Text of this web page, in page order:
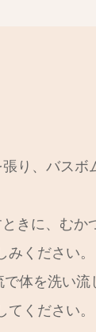
り、バスボ
きに、むか
ください。
体を洗い
ください。